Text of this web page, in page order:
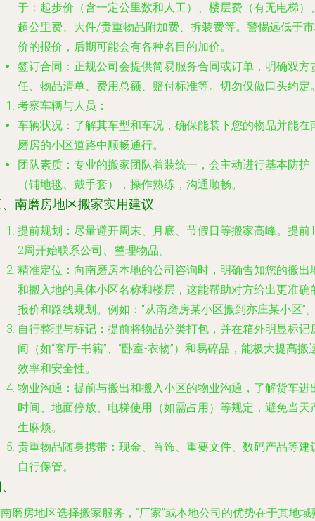
于：起步价（含一定公里数和人工）、楼层费（有无电梯）
超公里费、大件/贵重物品附加费、拆装费等。警惕远低于
价的报价，后期可能会有各种名目的加价。
签订合同 ：正规公司会提供简易服务合同或订单，明确双方
任、物品清单、费用总额、赔付标准等。切勿仅做口头约定
考察车辆与人员 ：
车辆状况 ：了解其车型和车况，确保能装下您的物品并能在
磨房的小区道路中顺畅通行。
团队素质 ：专业的搬家团队着装统一，会主动进行基本防护
（铺地毯、戴手套），操作熟练，沟通顺畅。
南磨房地区搬家实用建议
提前规划 ：尽量避开周末、月底、节假日等搬家高峰。提前
2周开始联系公司、整理物品。
精准定位 ：向南磨房本地的公司咨询时，明确告知您的搬出
和搬入地的具体小区名称和楼层，这能帮助对方给出更准确
报价和路线规划。例如：“从南磨房某小区搬到亦庄某小区”
自行整理与标记 ：提前将物品分类打包，并在箱外明显标记
间（如“客厅-书籍”、“卧室-衣物”）和易碎品，能极大提高搬
效率和安全性。
物业沟通 ：提前与搬出和搬入小区的物业沟通，了解货车进
时间、地面停放、电梯使用（如需占用）等规定，避免当天
生麻烦。
贵重物品随身携带 ：现金、首饰、重要文件、数码产品等建
自行保管。
磨房地区选择搬家服务，“厂家”或本地公司的优势在于其地域